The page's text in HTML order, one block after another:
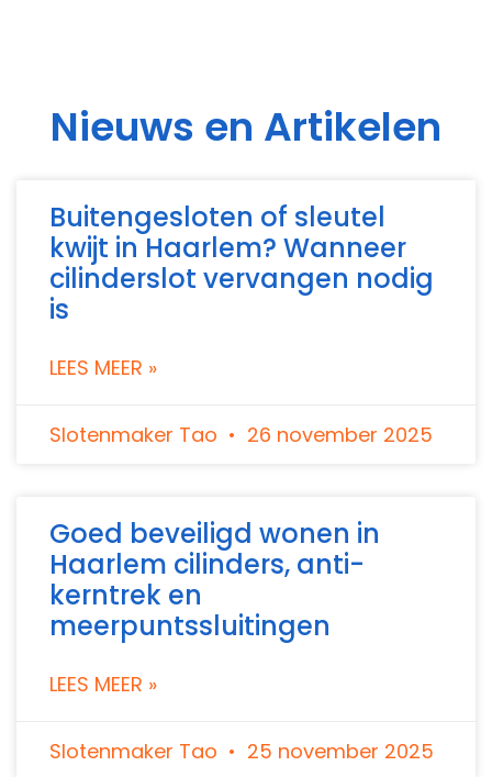
Nieuws en Artikelen
Buitengesloten of sleutel
kwijt in Haarlem? Wanneer
cilinderslot vervangen nodig
is
LEES MEER »
Slotenmaker Tao 26 november 2025
Goed beveiligd wonen in
Haarlem cilinders, anti-
kerntrek en
meerpuntssluitingen
LEES MEER »
Slotenmaker Tao 25 november 2025